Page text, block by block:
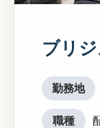
ブリ
勤務地
職種